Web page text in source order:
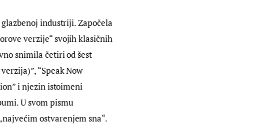
industriji. Započela
verzije“ svojih klasičnih
snimila četiri od šest
“Speak Now
i njezin istoimeni
U svom pismu
ostvarenjem sna“.